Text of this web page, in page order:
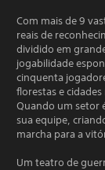
Com mais de 9
reais de
dividido em
jogabilidade
cinquenta
florestas e
Quando um setor
sua equipe,
marcha para a
Um teatro de